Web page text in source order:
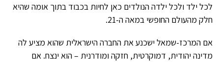
לכל ילד ולכל ילדה הנולדים כאן לחיות בכבוד בתוך אומה שהיא
חלק מהעולם החופשי במאה ה-21.
אם המרכז-שמאל ישכנע את החברה הישראלית שהוא מציע לה
מדינה יהודית, דמוקרטית, חזקה ומודרנית – הוא ינצח. אם